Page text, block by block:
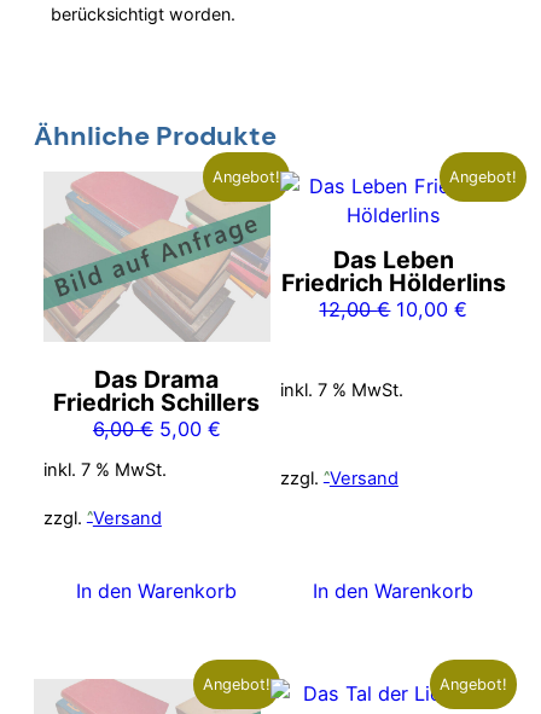
berücksichtigt worden.
Ähnliche Produkte
Angebot!
Das Drama
Friedrich Schillers
6,00€ Ursprünglicher
6,00 €
5,00 €Aktueller
inkl. 7 % MwSt.
zzgl. Versand
In den Warenkorb
Angebot!
Das Leben
Friedrich Hölderlins
12,00€ Ursprünglicher
12,00 €
10,00€
inkl. 7 % MwSt.
zzgl. Versand
In den Warenkorb
Angebot! Angebot!